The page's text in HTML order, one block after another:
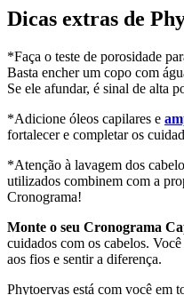
Dicas extras de
*Faça o teste de porosidade
Basta encher um copo com
Se ele afundar, é sinal de alta
*Adicione óleos capilares e
fortalecer e completar os
*Atenção à lavagem dos
utilizados combinem com a
Cronograma!
Monte o seu Cronograma
cuidados com os cabelos.
aos fios e sentir a diferença.
Phytoervas está com você em